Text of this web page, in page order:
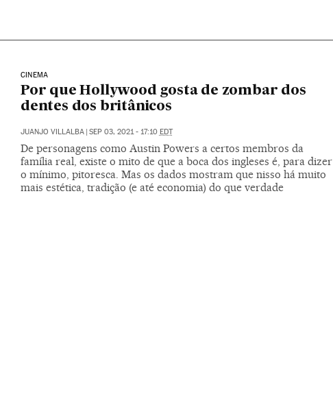
CINEMA
Por que Hollywood gosta de zombar dos
dentes dos britânicos
JUANJO VILLALBA | SEP 03, 2021 - 17:10 EDT
De personagens como Austin Powers a certos membros da
família real, existe o mito de que a boca dos ingleses é, para dizer
o mínimo, pitoresca. Mas os dados mostram que nisso há muito
mais estética, tradição (e até economia) do que verdade